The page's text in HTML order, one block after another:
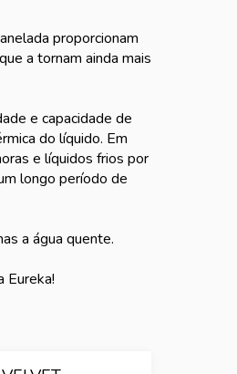
proporcionam
a tornam ainda mais
e capacidade de
do líquido. Em
e líquidos frios por
longo período de
a água quente.
Eureka!